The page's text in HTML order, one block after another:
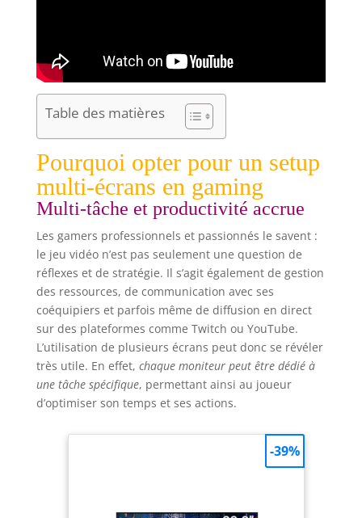
Table des matières
Pourquoi opter pour un setup
multi-écrans en gaming
Multi-tâche et productivité accrue
Les gamers professionnels et passionnés le savent :
le jeu vidéo n’est pas seulement une question de
réflexes et de stratégie. Il s’agit également de gestion
des ressources, de communication avec ses
coéquipiers et parfois même de diffusion en direct
sur des plateformes comme Twitch ou YouTube.
L’utilisation de plusieurs écrans peut donc se révéler
très utile. En effet, chaque moniteur peut être dédié à
une tâche spécifique, permettant ainsi au joueur
d’optimiser son temps et ses actions.
-39%